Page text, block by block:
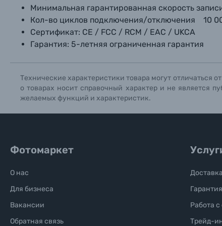
Минимальная гарантированная скорость
Кол-во циклов подключения/отключения 10
Сертификат: CE / FCC / RCM / EAC / UKCA
Гарантия: 5-летняя ограниченная гарантия
Технические характеристики товара могут отличаться
о товарах носит справочный характер и не является
желаемых функций и характеристик.
Фотомаркет
О нас
Для бизнеса
Вакансии
Обратная связь
Работа
Трейд-